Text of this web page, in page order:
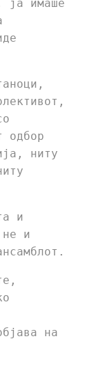
ја имаше
одбор
ниту
и
не и
на